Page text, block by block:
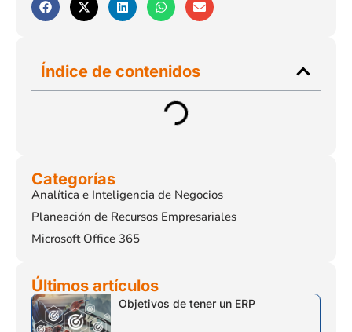
Índice de contenidos
Categorías
Analítica e Inteligencia de Negocios
Planeación de Recursos Empresariales
Microsoft Office 365
Últimos artículos
Objetivos de tener un ERP